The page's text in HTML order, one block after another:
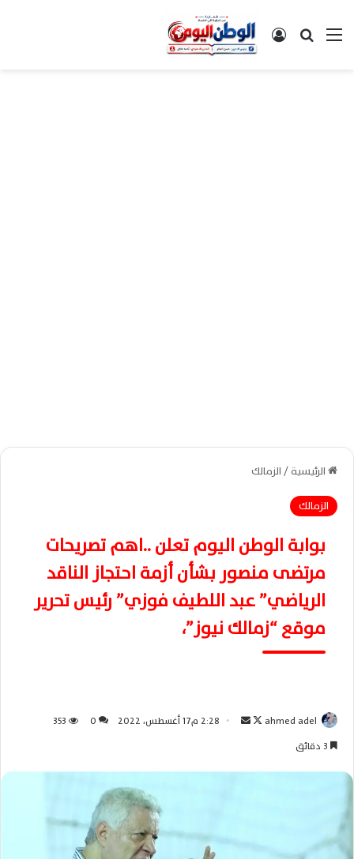
القائمةبحث عن تسجيل الدخول
الرئيسية/الزمالك
الزمالك
بوابة الوطن اليوم تعلن ..اهم تصريحات
مرتضى منصور بشأن أزمة احتجاز الناقد
الرياضي” عبد اللطيف فوزي” رئيس تحرير
موقع “زمالك نيوز”،
ahmed adel
ت
2:28 م17 أغسطس، 2022 0
353